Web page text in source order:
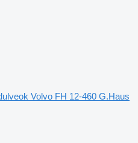
Volvo FH 12-460 G.Haus